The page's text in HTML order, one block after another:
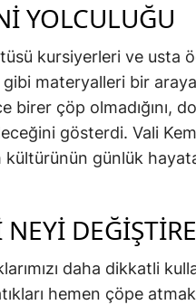
YOLCULUĞU
kursiyerleri ve usta
materyalleri bir
birer çöp olmadığını,
gösterdi. Vali Kemal
günlük
daha dikkatli
hemen çöpe